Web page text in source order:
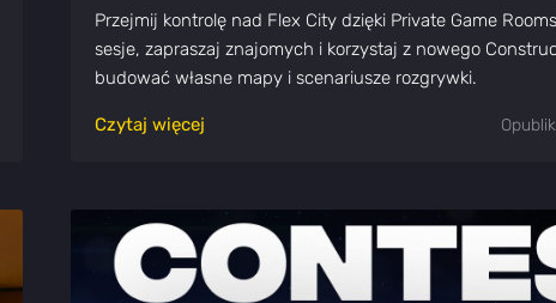
Przejmij kontrolę nad Flex City dzięki Private Game
sesje, zapraszaj znajomych i korzystaj z nowego
budować własne mapy i scenariusze rozgrywki.
Czytaj więcej